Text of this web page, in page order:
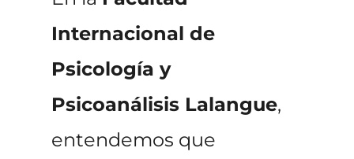
Internacional de
Psicología y
Psicoanálisis Lalangue,
entendemos que